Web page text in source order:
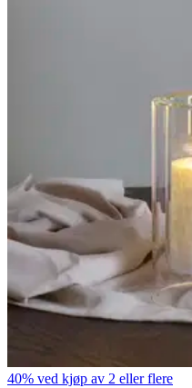
40% ved kjøp av 2 eller flere